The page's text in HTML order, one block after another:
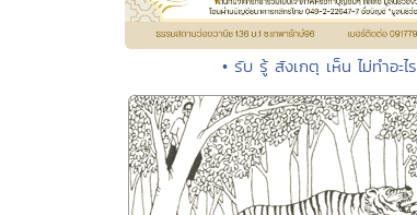
• รับ รู้ สังเกตุ เห็น ไม่ทำอะไร